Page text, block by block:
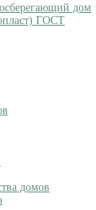
дом
ГОСТ
домов